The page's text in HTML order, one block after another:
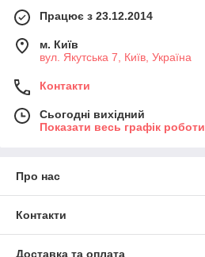
Працює з 23.12.2014
м. Київ
вул. Якутська 7, Київ, Україна
Контакти
Сьогодні вихідний
Показати весь графік роботи
Про нас
Контакти
Доставка та оплата